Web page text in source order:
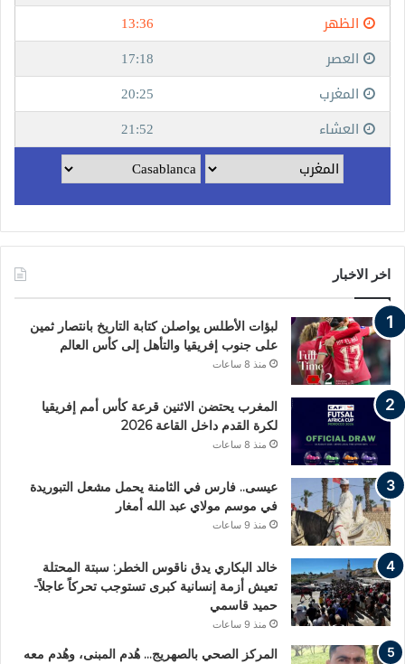
اخر الاخبار
لبؤات الأطلس يواصلن كتابة التاريخ بانتصار ثمين
على جنوب إفريقيا والتأهل إلى كأس العالم
منذ 8 ساعات
المغرب يحتضن الاثنين قرعة كأس أمم إفريقيا
لكرة القدم داخل القاعة 2026
منذ 8 ساعات
عيسى.. فارس في الثامنة يحمل مشعل التبوريدة
في موسم مولاي عبد الله أمغار
منذ 9 ساعات
خالد البكاري يدق ناقوس الخطر: سبتة المحتلة
تعيش أزمة إنسانية كبرى تستوجب تحركاً عاجلاً-
حميد قاسمي
منذ 9 ساعات
المركز الصحي بالصهريج… هُدم المبنى، وهُدم معه